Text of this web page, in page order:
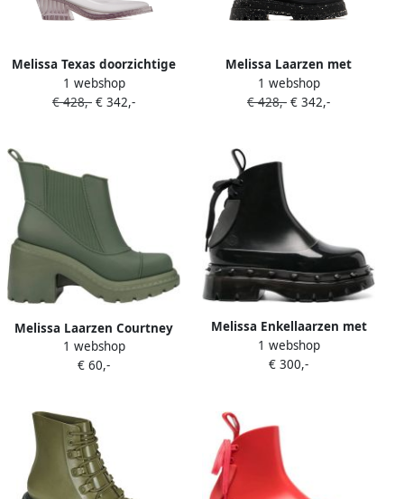
Melissa Texas doorzichtige
laarzen Wit
1 webshop
€ 428,- € 342,-
Melissa Laarzen met
plateauzool en vlakken
Zwart
1 webshop
€ 428,- € 342,-
Melissa Laarzen Courtney
Boot AD Green
1 webshop
€ 60,-
Melissa Enkellaarzen met
plateauzool Zwart
1 webshop
€ 300,-